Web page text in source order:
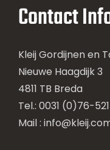
Contact
Kleij Gordijnen en
Nieuwe Haagdijk 3
4811 TB Breda
Tel.: 0031 (0)76-
Mail :